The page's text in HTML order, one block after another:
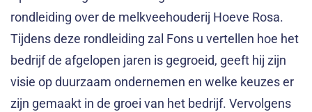
rondleiding over de melkveehouderij Hoeve Rosa.
Tijdens deze rondleiding zal Fons u vertellen hoe het
bedrijf de afgelopen jaren is gegroeid, geeft hij zijn
visie op duurzaam ondernemen en welke keuzes er
zijn gemaakt in de groei van het bedrijf. Vervolgens